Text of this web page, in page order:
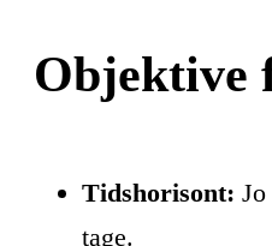
Objektive
Tidshorisont:
tage.